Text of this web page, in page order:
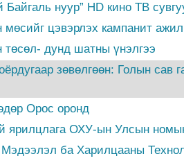
Байгаль нуур” HD кино ТВ
мөсийг цэвэрлэх кампанит ажил
төсөл- дунд шатны үнэлгээ
зөвөлгөөн: Голын сав
Орос оронд
ярилцлага ОХУ-ын Улсын
ба Харилцааны